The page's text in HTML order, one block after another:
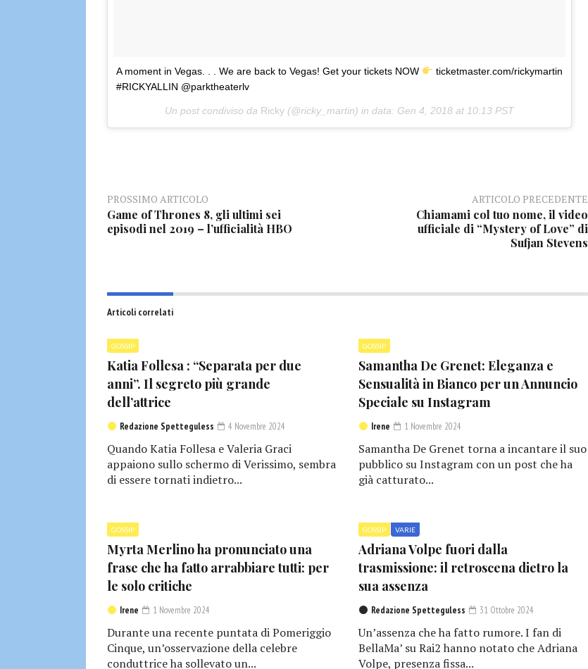
A moment in Vegas. . . We are back to Vegas! Get your tickets NOW
ticketmaster.com/rickymartin
#RICKYALLIN @parktheaterlv
Un post condiviso da Ricky (@ricky_martin) in data: Gen 4, 2018 at 10:13 PST
PROSSIMO ARTICOLO
Game of Thrones 8, gli ultimi sei
episodi nel 2019 – l’ufficialità HBO
ARTICOLO PRECEDENTE
Chiamami col tuo nome, il video
ufficiale di “Mystery of Love” di
Sufjan Stevens
Articoli correlati
GOSSIP
Katia Follesa : “Separata per due
anni”. Il segreto più grande
dell’attrice
Redazione Spetteguless 4 Novembre 2024
Quando Katia Follesa e Valeria Graci
appaiono sullo schermo di Verissimo, sembra
di essere tornati indietro...
GOSSIP
Samantha De Grenet: Eleganza e
Sensualità in Bianco per un Annuncio
Speciale su Instagram
Irene 1 Novembre 2024
Samantha De Grenet torna a incantare il suo
pubblico su Instagram con un post che ha
già catturato...
GOSSIP
Myrta Merlino ha pronunciato una
frase che ha fatto arrabbiare tutti: per
le solo critiche
Irene 1 Novembre 2024
Durante una recente puntata di Pomeriggio
Cinque, un’osservazione della celebre
conduttrice ha sollevato un...
GOSSIP VARIE
Adriana Volpe fuori dalla
trasmissione: il retroscena dietro la
sua assenza
Redazione Spetteguless 31 Ottobre 2024
Un’assenza che ha fatto rumore. I fan di
BellaMa’ su Rai2 hanno notato che Adriana
Volpe, presenza fissa...